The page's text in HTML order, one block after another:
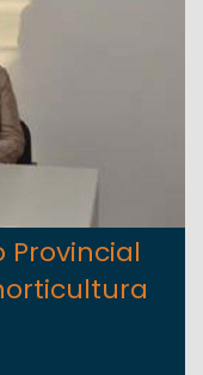
Provincial